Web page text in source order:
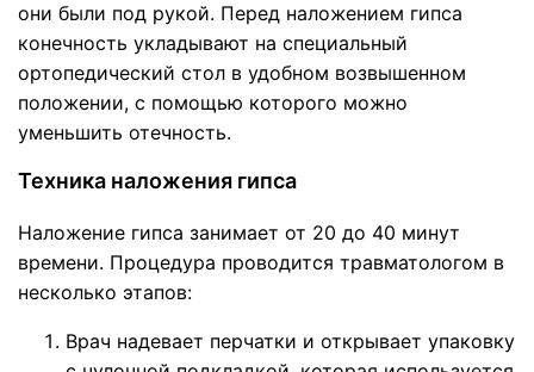
они были под рукой. Перед наложением гипса
конечность укладывают на специальный
ортопедический стол в удобном возвышенном
положении, с помощью которого можно
уменьшить отечность.
Техника наложения гипса
Наложение гипса занимает от 20 до 40 минут
времени. Процедура проводится травматологом в
несколько этапов:
Врач надевает перчатки и открывает упаковку